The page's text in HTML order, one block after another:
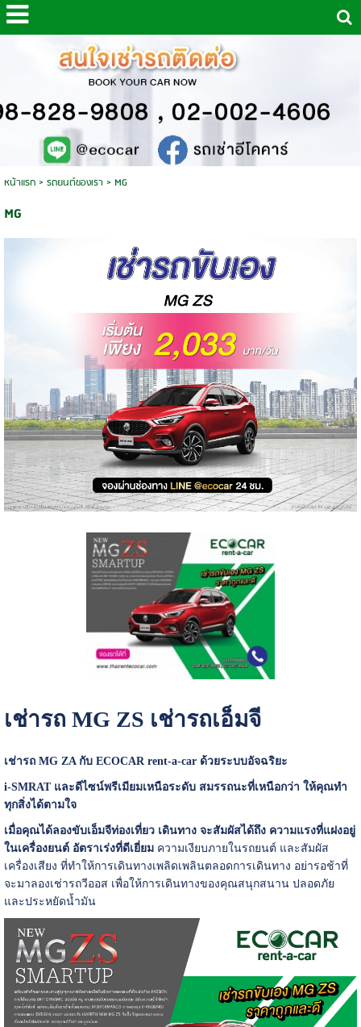
หน้าแรก> รถยนต์ของเรา > MG
MG
เช่ารถ MG ZS เช่ารถเอ็มจี
เช่ารถ MG ZA กับ ECOCAR rent-a-car ด้วยระบบอัจฉริยะ
i-SMRAT และดีไซน์พรีเมียมเหนือระดับ สมรรถนะที่เหนือกว่า ให้คุณทำ
ทุกสิ่งได้ตามใจ
เมื่อคุณได้ลองขับเอ็มจีท่องเที่ยว เดินทาง จะสัมผัสได้ถึง ความแรงที่แฝงอยู่
ในเครื่องยนต์ อัตราเร่งที่ดีเยี่ยมความเงียบภายในรถยนต์ และสัมผัส
เครื่องเสียง ที่ทำให้การเดินทางเพลิดเพลินตลอดการเดินทาง อย่ารอช้าที่
จะมาลองเช่ารถวีออส เพื่อให้การเดินทางของคุณสนุกสนาน ปลอดภัย
และประหยัดน้ำมัน